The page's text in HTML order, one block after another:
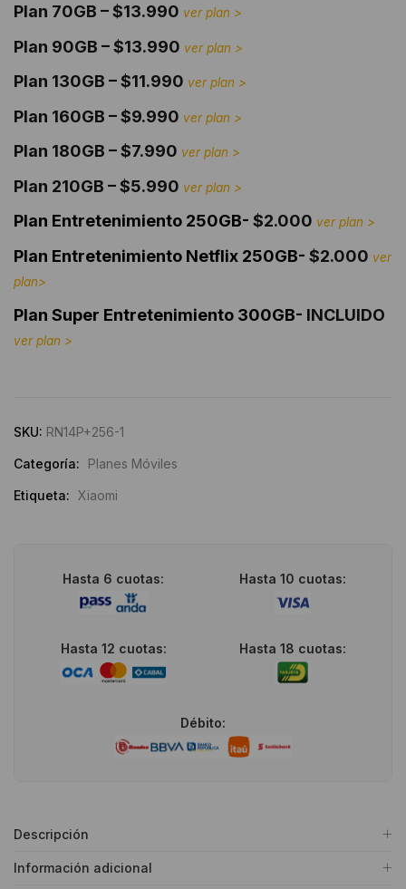
Plan 70GB –$13.990 ver plan >
Plan 90GB – $13.990 ver plan >
Plan 130GB – $11.990 ver plan >
Plan 160GB – $9.990 ver plan >
Plan 180GB – $7.990 ver plan >
Plan 210GB –$5.990 ver plan >
Plan Entretenimiento 250GB- $2.000 ver plan >
Plan Entretenimiento Netflix 250GB- $2.000 ver
plan>
Plan Super Entretenimiento 300GB- INCLUIDO
ver plan >
SKU: RN14P+256-1
Categoría: Planes Móviles
Etiqueta: Xiaomi
Hasta 6 cuotas: Hasta 10 cuotas:
Hasta 12 cuotas: Hasta 18 cuotas:
Débito:
Descripción
Información adicional